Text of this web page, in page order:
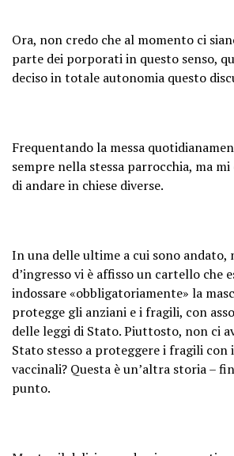
Ora, non credo che al momento ci
parte dei porporati in questo senso,
deciso in totale autonomia questo
Frequentando la messa
sempre nella stessa parrocchia, ma
di andare in chiese diverse.
In una delle ultime a cui sono andato,
d’ingresso vi è affisso un cartello che
indossare «obbligatoriamente» la
protegge gli anziani e i fragili, con
delle leggi di Stato. Piuttosto, non ci
Stato stesso a proteggere i fragili con
vaccinali? Questa è un’altra storia –
punto.